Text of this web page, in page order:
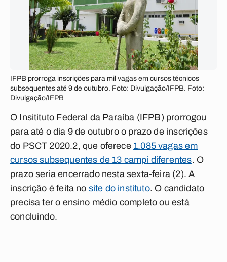
IFPB prorroga inscrições para mil vagas em cursos técnicos
subsequentes até 9 de outubro. Foto: Divulgação/IFPB. Foto:
Divulgação/IFPB
O Insitituto Federal da Paraíba (IFPB) prorrogou
para até o dia 9 de outubro o prazo de inscrições
do PSCT 2020.2, que oferece 1.085 vagas em
cursos subsequentes de 13 campi diferentes. O
prazo seria encerrado nesta sexta-feira (2). A
inscrição é feita no site do instituto. O candidato
precisa ter o ensino médio completo ou está
concluindo.